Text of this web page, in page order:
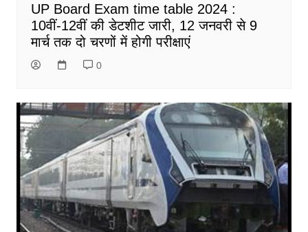
UP Board Exam time table 2024 :
10वीं-12वीं की डेटशीट जारी, 12 जनवरी से 9
मार्च तक दो चरणों में होगी परीक्षाएं
0